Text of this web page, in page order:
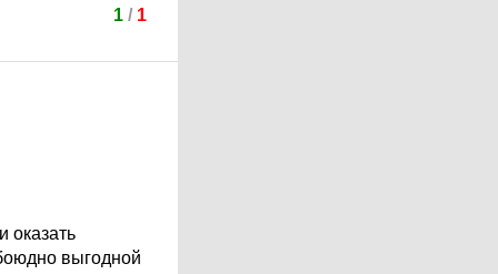
1/ 1
оказать
выгодной